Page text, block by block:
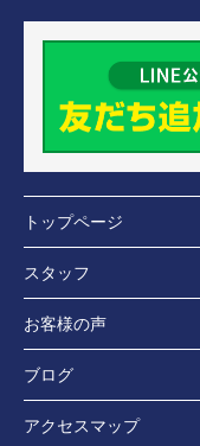
トップページ
スタッフ
お客様の声
ブログ
アクセスマップ